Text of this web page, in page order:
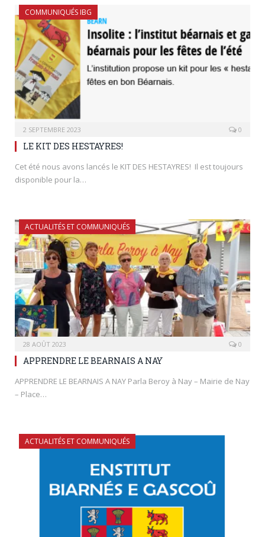
COMMUNIQUÉS IBG
2 SEPTEMBRE 2023 0
LE KIT DES HESTAYRES!
Cet été nous avons lancés le KIT DES HESTAYRES! Il est toujours
disponible pour la…
ACTUALITÉS ET COMMUNIQUÉS
28 AOÛT 2023 0
APPRENDRE LE BEARNAIS A NAY
APPRENDRE LE BEARNAIS A NAY Parla Beroy à Nay – Mairie de Nay
– Place…
ACTUALITÉS ET COMMUNIQUÉS